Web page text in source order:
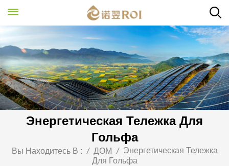
Энергетическая Тележка Для
Гольфа
Вы Находитесь В : / ДОМ /
Энергетическая Тележка
Для Гольфа